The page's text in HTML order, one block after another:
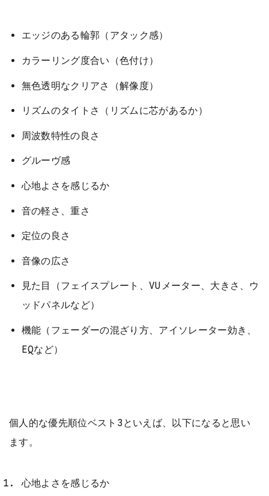
エッジのある輪郭（アタック感）
カラーリング度合い（色付け）
無色透明なクリアさ（解像度）
リズムのタイトさ（リズムに芯があるか）
周波数特性の良さ
グルーヴ感
心地よさを感じるか
音の軽さ、重さ
定位の良さ
音像の広さ
見た目（フェイスプレート、VUメーター、大きさ、ウ
ッドパネルなど）
機能（フェーダーの混ざり方、アイソレーター効き、
EQなど）
個人的な優先順位ベスト3といえば、以下になると思い
ます。
心地よさを感じるか